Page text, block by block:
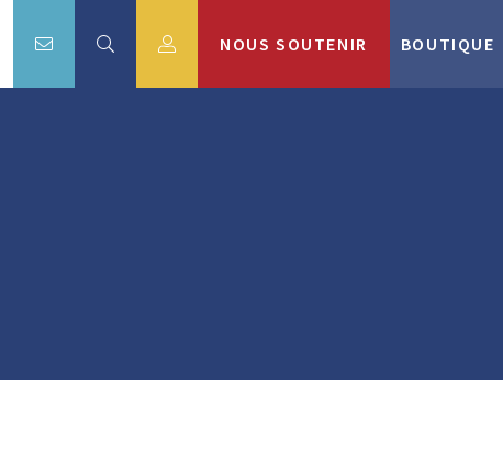
NOUS SOUTENIR BOUTIQUE